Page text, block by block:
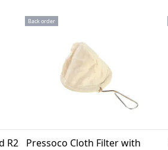
R2
Back order
Pressoco Cloth Filter with